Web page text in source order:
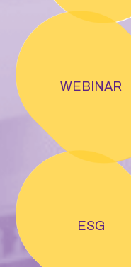
WEBINAR
ESG